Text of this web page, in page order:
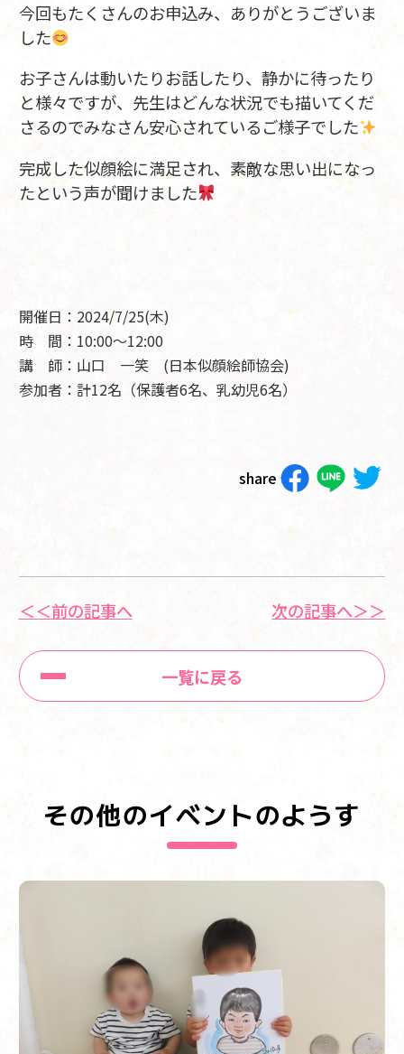
今回もたくさんのお申込み、ありがとうございま
した
お子さんは動いたりお話したり、静かに待ったり
と様々ですが、先生はどんな状況でも描いてくだ
さるのでみなさん安心されているご様子でした
完成した似顔絵に満足され、素敵な思い出になっ
たという声が聞けました
開催日：2024/7/25(木)
時 間：10:00～12:00
講 師：山口 一笑 (日本似顔絵師協会)
参加者：計12名（保護者6名、乳幼児6名）
share
＜＜前の記事へ
一覧に戻る
次の記事へ＞＞
その他のイベントのようす